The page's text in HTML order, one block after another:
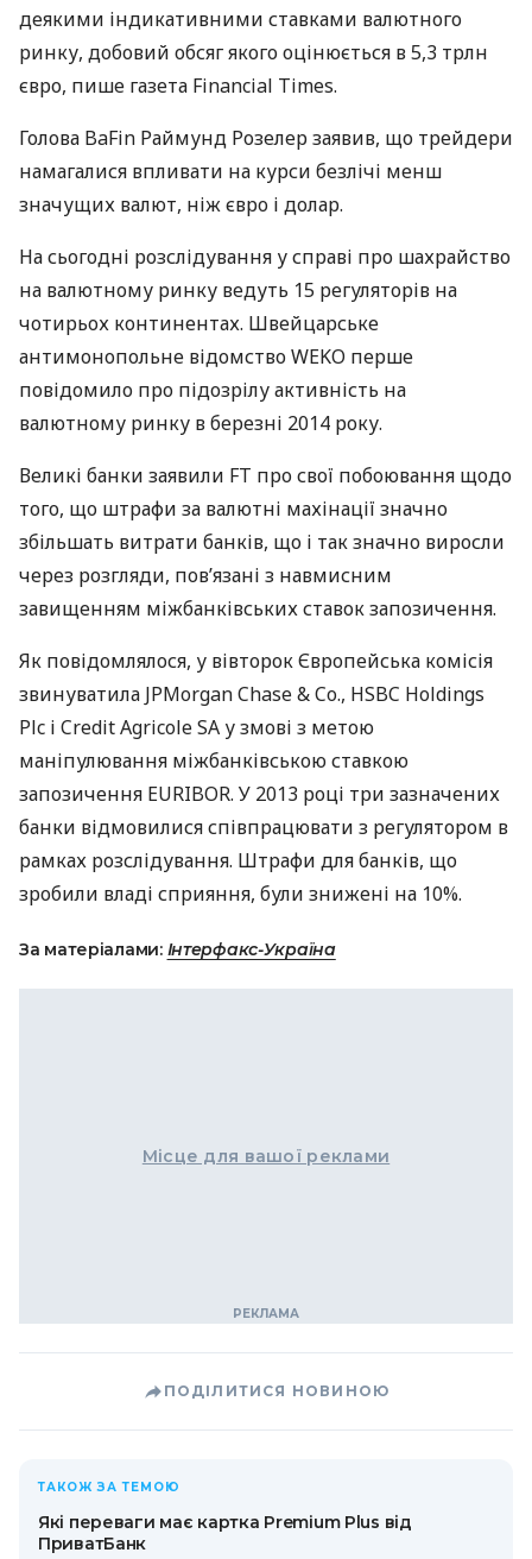
деякими індикативними ставками валютного
ринку, добовий обсяг якого оцінюється в 5,3 трлн
євро, пише газета Financial Times.
Голова BaFin Раймунд Розелер заявив, що трейдери
намагалися впливати на курси безлічі менш
значущих валют, ніж євро і долар.
На сьогодні розслідування у справі про шахрайство
на валютному ринку ведуть 15 регуляторів на
чотирьох континентах. Швейцарське
антимонопольне відомствоWEKO перше
повідомило про підозрілу активність на
валютному ринку в березні 2014 року.
Великі банки заявили FT про свої побоювання щодо
того, що штрафи за валютні махінації значно
збільшать витрати банків, що і так значно виросли
через розгляди, пов’язані з навмисним
завищенням міжбанківських ставок запозичення.
Як повідомлялося, у вівторок Європейська комісія
звинуватила JPMorgan Chase & Co., HSBC Holdings
Plc і Credit Agricole SA у змові з метою
маніпулювання міжбанківською ставкою
запозичення EURIBOR. У 2013 році три зазначених
банки відмовилися співпрацювати з регулятором в
рамках розслідування. Штрафи для банків, що
зробили владі сприяння, були знижені на 10%.
За матеріалами: Інтерфакс-Україна
Місце для вашої реклами
ПОДІЛИТИСЯ НОВИНОЮ
ТАКОЖ ЗА ТЕМОЮ
Які переваги має картка Premium Plus від
ПриватБанк